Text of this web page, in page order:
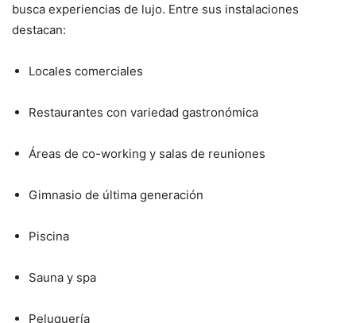
busca experiencias de lujo. Entre sus instalaciones
destacan:
Locales comerciales
Restaurantes con variedad gastronómica
Áreas de co-working y salas de reuniones
Gimnasio de última generación
Piscina
Sauna y spa
Peluquería